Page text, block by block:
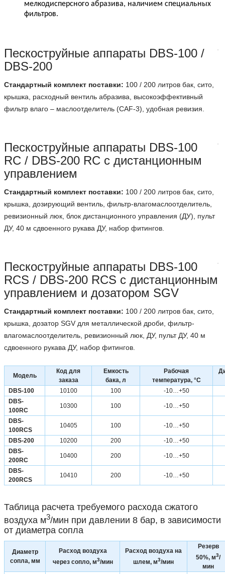
мелкодисперсного абразива, наличием специальных
фильтров.
Пескоструйные аппараты DBS-100 /
DBS-200
Стандартный комплект поставки: 100 / 200 литров бак, сито,
крышка, расходный вентиль абразива, высокоэффективный
фильтр влаго – маслоотделитель (CAF-3), удобная ревизия.
Пескоструйные аппараты DBS-100
RC / DBS-200 RC с дистанционным
управлением
Стандартный комплект поставки: 100 / 200 литров бак, сито,
крышка, дозирующий вентиль, фильтр-влагомаслоотделитель,
ревизионный люк, блок дистанционного управления (ДУ), пульт
ДУ, 40 м сдвоенного рукава ДУ, набор фитингов.
Пескоструйные аппараты DBS-100
RCS / DBS-200 RCS с дистанционным
управлением и дозатором SGV
Стандартный комплект поставки: 100 / 200 литров бак, сито,
крышка, дозатор SGV для металлической дроби, фильтр-
влагомаслоотделитель, ревизионный люк, ДУ, пульт ДУ, 40 м
сдвоенного рукава ДУ, набор фитингов.
Модель
Код для
заказа
Емкость
бака, л
Рабочая
температура, °С
DBS-100 10100 100
-10…+50
DBS-
100RC
10300 100 -10…+50
DBS-
100RCS
10405 100 -10…+50
DBS-200 10200 200
-10…+50
DBS-
200RC
10400 200 -10…+50
DBS-
200RCS
10410 200 -10…+50
Таблица расчета требуемого расхода сжатого
воздуха м3/мин при давлении 8 бар, в зависимости
от диаметра сопла
Диаметр
сопла, мм
Расход воздуха
через сопло, м3/мин
Расход воздуха на
шлем, м3/мин
Резерв
50%, м3/
мин